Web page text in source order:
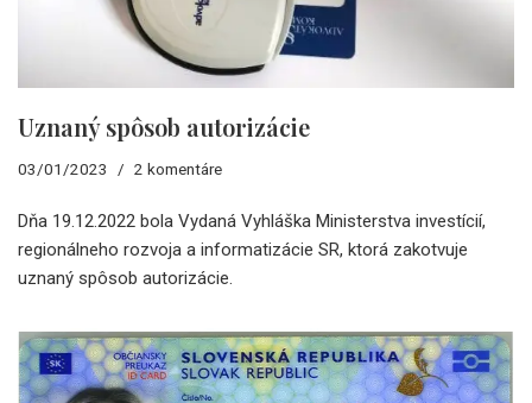
Uznaný spôsob autorizácie
03/01/2023 2 komentáre
Dňa 19.12.2022 bola Vydaná Vyhláška Ministerstva investícií,
regionálneho rozvoja a informatizácie SR, ktorá zakotvuje
uznaný spôsob autorizácie.